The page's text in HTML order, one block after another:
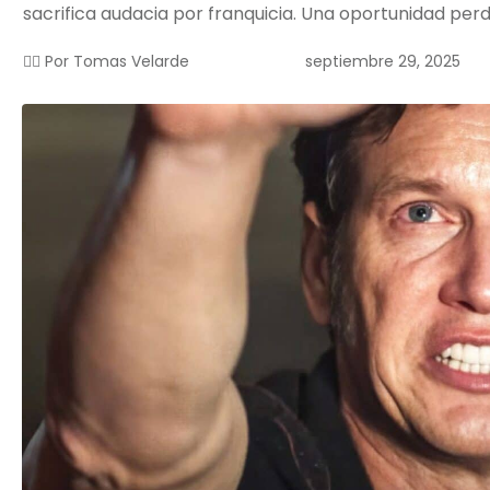
sacrifica audacia por franquicia. Una oportunidad
✍🏻 Por Tomas Velarde septiembre 29, 2025